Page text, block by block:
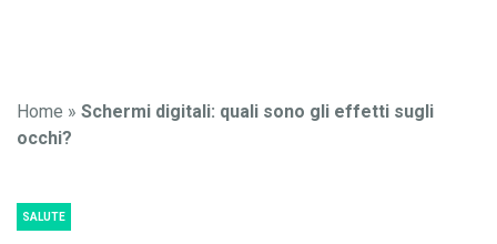
Home » Schermi digitali: quali sono gli effetti sugli
occhi?
SALUTE